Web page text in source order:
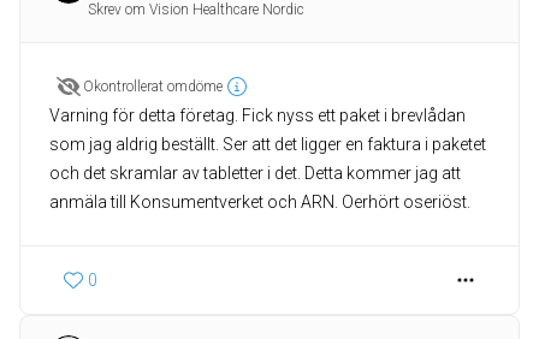
Skrev om Vision Healthcare Nordic
Okontrollerat omdöme
Varning för detta företag. Fick nyss ett paket i brevlådan
som jag aldrig beställt. Ser att det ligger en faktura i paketet
och det skramlar av tabletter i det. Detta kommer jag att
anmäla till Konsumentverket och ARN. Oerhört oseriöst.
0